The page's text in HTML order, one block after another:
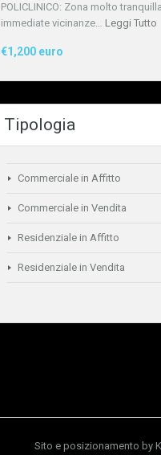
POLICLINICO: Zona molto
immediate vicinanze… Leggi Tutto
€1,200 euro
Tipologia
Commerciale in Affitto
Commerciale in Vendita
Residenziale in Affitto
Residenziale in Vendita
Sito e posizionamento by